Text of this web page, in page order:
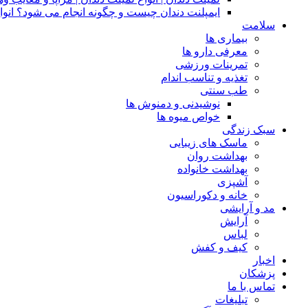
ایمپلنت دندان چیست و چگونه انجام می شود؟
سلامت
بیماری ها
معرفی دارو ها
تمرینات ورزشی
تغذیه و تناسب اندام
طب سنتی
نوشیدنی و دمنوش ها
خواص میوه ها
سبک زندگی
ماسک های زیبایی
بهداشت روان
بهداشت خانواده
آشپزی
خانه و دکوراسیون
مد و آرایشی
آرایش
لباس
کیف و کفش
اخبار
پزشکان
تماس با ما
تبلیغات